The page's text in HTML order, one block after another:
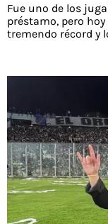
Fue uno de los
préstamo, pero
tremendo récord y